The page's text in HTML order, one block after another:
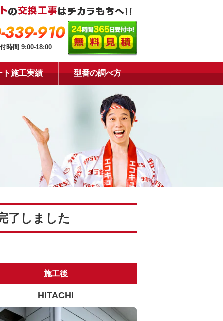
339-910
時間 9:00-18:00
ト施工実績 型番の調べ方
了しました
施工後
HITACHI